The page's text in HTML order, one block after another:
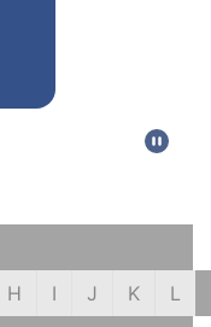
H I J K
L